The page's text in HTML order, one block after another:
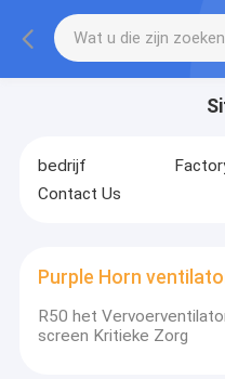
bedrijf
Contact Us
Purple Horn
R50 het
screen Kritieke Zorg